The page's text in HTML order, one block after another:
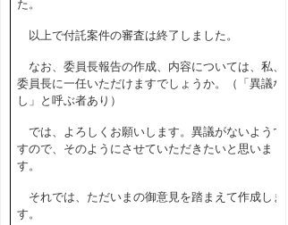
た。
以上で付託案件の審査は終了しました。
なお、委員長報告の作成、内容については、私、
委員長に一任いただけますでしょうか。（「異議な
し」と呼ぶ者あり）
では、よろしくお願いします。異議がないようで
すので、そのようにさせていただきたいと思いま
す。
それでは、ただいまの御意見を踏まえて作成しま
す。